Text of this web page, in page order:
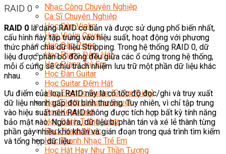
Nhạc Công Chuyên Nghiệp
Ca Sĩ Chuyên Nghiệp
Học Đàn Violin
Học Violin Cover
Học Đàn Piano
Học Piano Đệm Hát
Học Piano Trẻ Em
Học Đàn Guitar
Học Guitar Đệm Hát
Học Electric Guitar (Guitar Điện)
Học Electric Guitar Cover
Học Keyboard
Học Đánh Trống Jazz
Học Thanh Nhạc
Học Thanh Nhạc Trẻ Em
Học Hát Hay Như Thần Tượng
RAID 0
RAID 0 là dạng RAID cơ bản và được sử dụng phổ biến nhất,
cấu hình này tập trung vào hiệu suất, hoạt động với phương
thức phân chia dữ liệu Stripping. Trong hệ thống RAID 0, dữ
liệu được phân bổ đồng đều giữa các ổ cứng trong hệ thống,
mỗi ổ cứng sẽ chịu trách nhiệm lưu trữ một phần dữ liệu khác
nhau.
Ưu điểm của loại RAID này là có tốc độ đọc/ghi và truy xuất
dữ liệu nhanh gấp đôi bình thường. Tuy nhiên, vì chỉ tập trung
vào hiệu suất nên RAID không được tích hợp bất kỳ tính năng
bảo mật nào. Ngoài ra, dữ liệu bị phân tán và xé lẻ thành từng
phần gây nhiều khó khăn và gián đoạn trong quá trình tìm kiếm
và tổng hợp dữ liệu.